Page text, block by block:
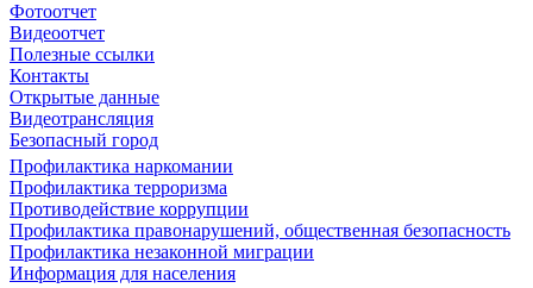
Фотоотчет
Видеоотчет
Полезные ссылки
Контакты
Открытые данные
Видеотрансляция
Безопасный город
Профилактика наркомании
Профилактика терроризма
Противодействие коррупции
Профилактика правонарушений, общественная безопасность
Профилактика незаконной миграции
Информация для населения